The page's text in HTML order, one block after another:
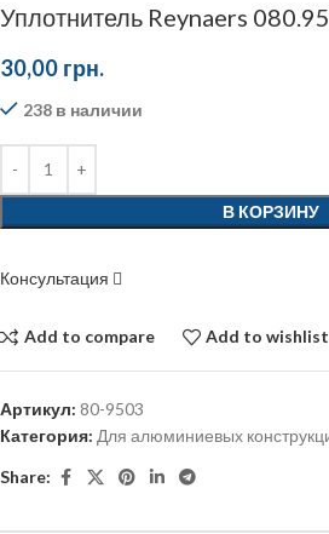
Уплотнитель Reynaers
30,00 грн.
238 в наличии
В КОРЗИНУ
Консультация
Add to compare Add to wishlist
Артикул: 80-9503
Категория: Для алюминиевых
Share: